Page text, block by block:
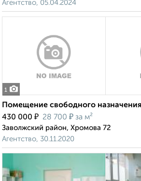
Агентство, 05.04.2024
1
Помещение свободного
430 000 ₽ 28 700 ₽ за м²
Заволжский район, Хромова 72
Агентство, 30.11.2020